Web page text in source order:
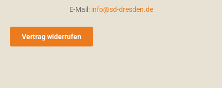
E-Mail: info@sd-dresden.de
Vertrag widerrufen